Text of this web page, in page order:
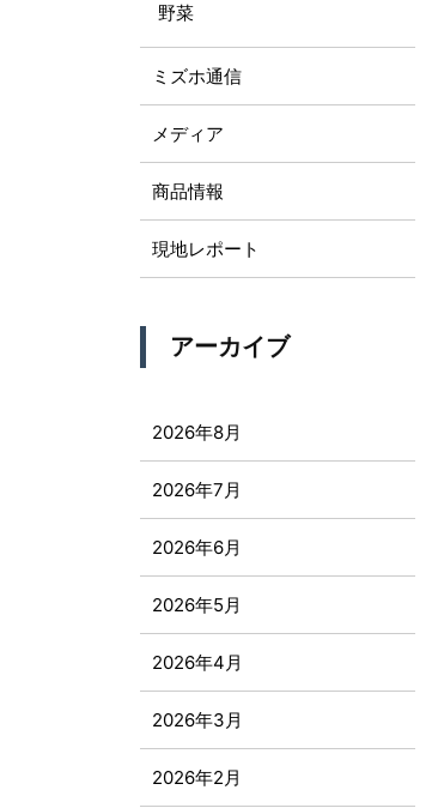
野菜
ミズホ通信
メディア
商品情報
現地レポート
アーカイブ
2026年8月
2026年7月
2026年6月
2026年5月
2026年4月
2026年3月
2026年2月